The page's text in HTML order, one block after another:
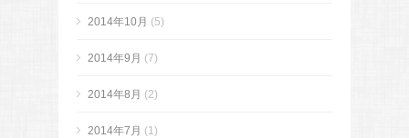
2014年10月 (5)
2014年9月 (7)
2014年8月 (2)
2014年7月 (1)